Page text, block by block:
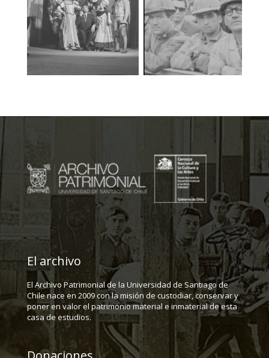
El archivo
El Archivo Patrimonial de la Universidad de Santiago de
Chile nace en 2009 con la misión de custodiar, conservar y
poner en valor el patrimonio material e inmaterial de esta
casa de estudios.